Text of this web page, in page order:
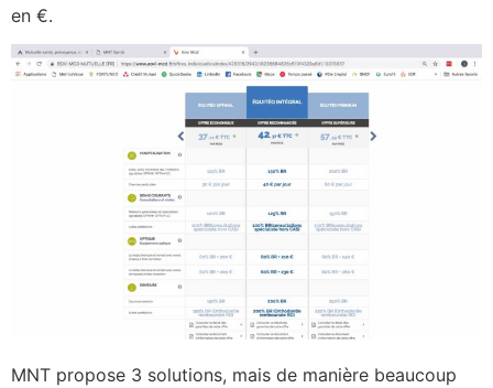
en €.
MNT propose 3 solutions, mais de manière beaucoup